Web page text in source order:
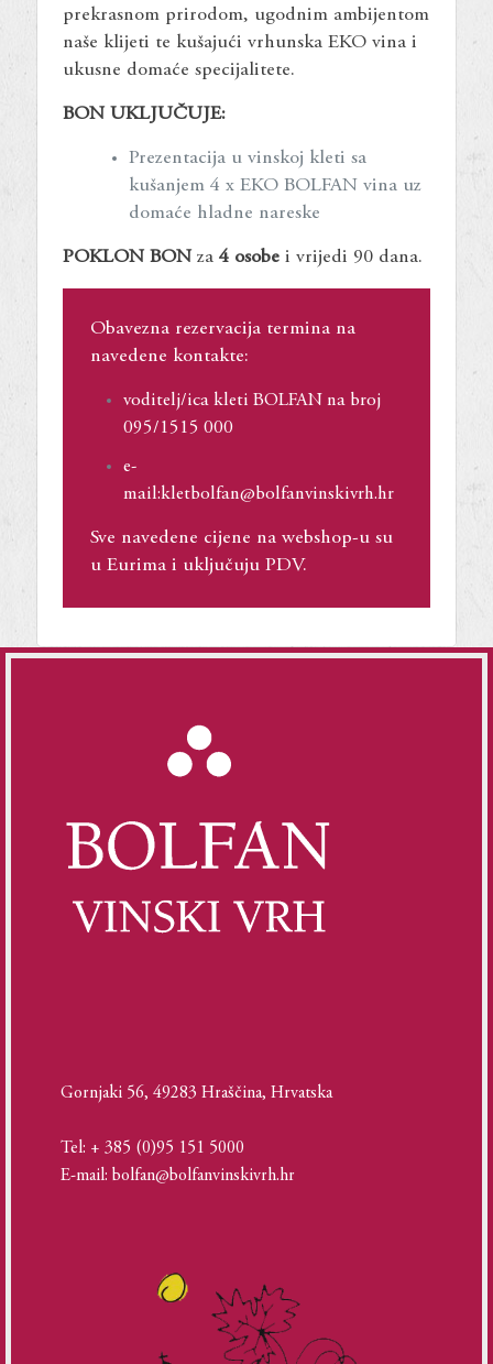
osobe)
prekrasnom prirodom, ugodnim ambijentom
naše klijeti te kušajući vrhunska EKO vina i
ukusne domaće specijalitete.
BON UKLJUČUJE:
Prezentacija u vinskoj kleti sa
kušanjem 4 x EKO BOLFAN vina uz
domaće hladne nareske
POKLON BON za4 osobe i vrijedi 90 dana.
Obavezna rezervacija termina na
navedene kontakte:
voditelj/ica kleti BOLFAN na broj
095/1515 000
e-
mail:kletbolfan@bolfanvinskivrh.hr
Sve navedene cijene na webshop-u su
u Eurima i uključuju PDV.
Gornjaki 56, 49283 Hraščina, Hrvatska
Tel: + 385 (0)95 151 5000
E-mail: bolfan@bolfanvinskivrh.hr